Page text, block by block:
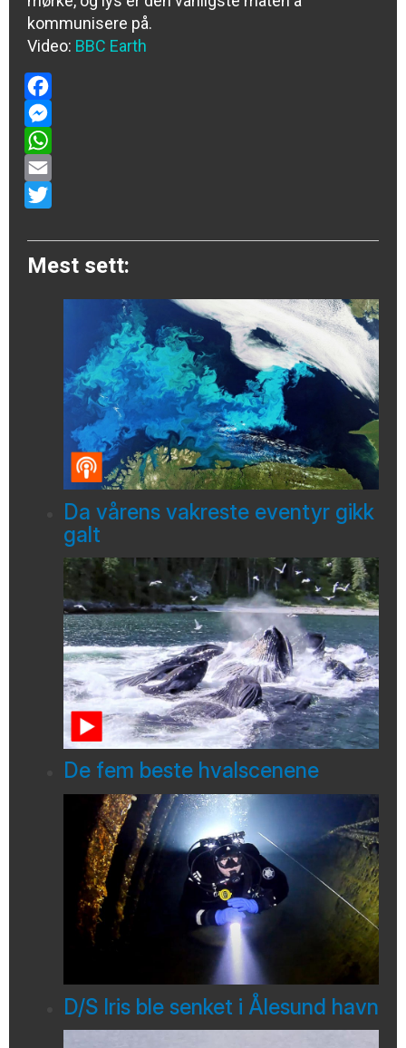
kommunisere på.
Video: BBC Earth
Facebook
Messenger
WhatsApp
Email
Mest sett:
Da vårens vakreste eventyr gikk
galt
De fem beste hvalscenene
D/S Iris ble senket i Ålesund havn